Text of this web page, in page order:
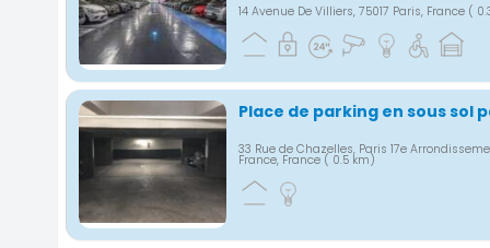
14 Avenue De Villiers, 75017 Paris, France (
Place de parking en sous sol
33 Rue de Chazelles, Paris 17e
France, France ( 0.5 km)